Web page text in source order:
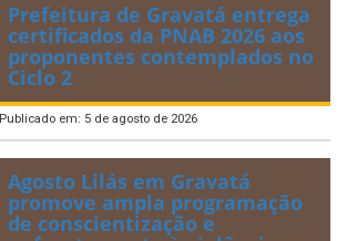
Prefeitura de Gravatá entrega
certificados da PNAB 2026 aos
proponentes contemplados no
Ciclo 2
Publicado em: 5 de agosto de 2026
Agosto Lilás em Gravatá
promove ampla programação
de conscientização e